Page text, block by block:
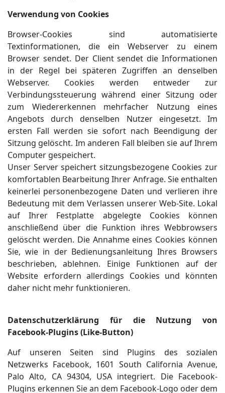
Verwendung von Cookies
Browser-Cookies sind automatisierte
Textinformationen, die ein Webserver zu einem
Browser sendet. Der Client sendet die Informationen
in der Regel bei späteren Zugriffen an denselben
Webserver. Cookies werden entweder zur
Verbindungssteuerung während einer Sitzung oder
zum Wiedererkennen mehrfacher Nutzung eines
Angebots durch denselben Nutzer eingesetzt. Im
ersten Fall werden sie sofort nach Beendigung der
Sitzung gelöscht. Im anderen Fall bleiben sie auf Ihrem
Computer gespeichert.
Unser Server speichert sitzungsbezogene Cookies zur
komfortablen Bearbeitung Ihrer Anfrage. Sie enthalten
keinerlei personenbezogene Daten und verlieren ihre
Bedeutung mit dem Verlassen unserer Web-Site. Lokal
auf Ihrer Festplatte abgelegte Cookies können
anschließend über die Funktion ihres Webbrowsers
gelöscht werden. Die Annahme eines Cookies können
Sie, wie in der Bedienungsanleitung Ihres Browsers
beschrieben, ablehnen. Einige Funktionen auf der
Website erfordern allerdings Cookies und könnten
daher nicht mehr funktionieren.
Datenschutzerklärung für die Nutzung von
Facebook-Plugins (Like-Button)
Auf unseren Seiten sind Plugins des sozialen
Netzwerks Facebook, 1601 South California Avenue,
Palo Alto, CA 94304, USA integriert. Die Facebook-
Plugins erkennen Sie an dem Facebook-Logo oder dem